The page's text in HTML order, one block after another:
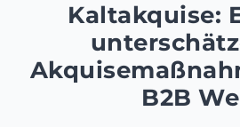
Kaltakquise:
B2B